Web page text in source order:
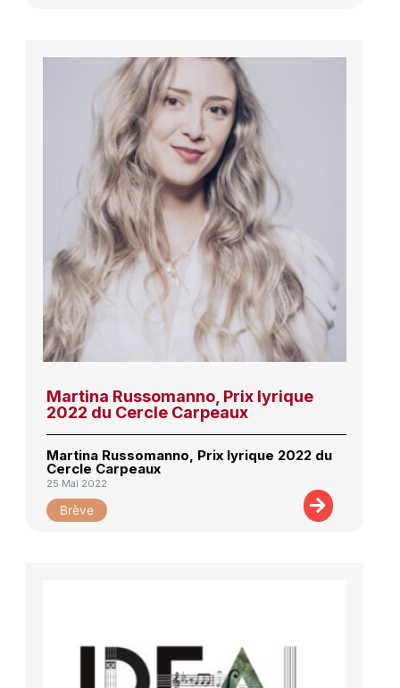
Martina Russomanno, Prix lyrique
2022 du Cercle Carpeaux
Martina Russomanno, Prix lyrique 2022 du
Cercle Carpeaux
25 Mai 2022
Brève